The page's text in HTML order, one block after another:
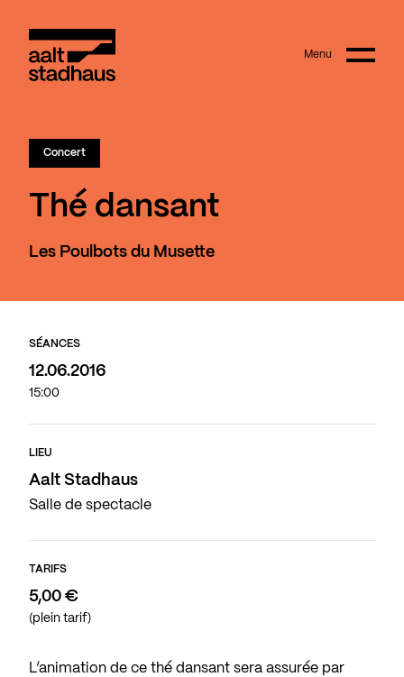
Main content Menu
Concert
Thé dansant
Les Poulbots du Musette
SÉANCES
12.06.2016
15:00
LIEU
Aalt Stadhaus
Salle de spectacle
TARIFS
5,00 €
(plein tarif)
L’animation de ce thé dansant sera assurée par